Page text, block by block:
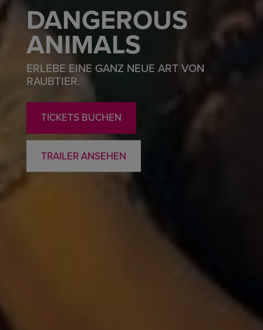
DANGEROUS
ANIMALS
ERLEBE EINE GANZ NEUE ART VON
RAUBTIER.
TICKETS BUCHEN
TRAILER ANSEHEN